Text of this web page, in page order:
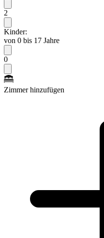
2
Kinder:
von 0 bis 17 Jahre
0
Zimmer hinzufügen